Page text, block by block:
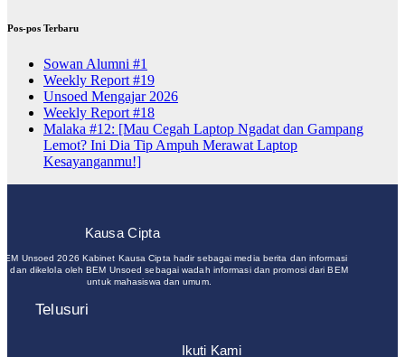
Pos-pos Terbaru
Sowan Alumni #1
Weekly Report #19
Unsoed Mengajar 2026
Weekly Report #18
Malaka #12: [Mau Cegah Laptop Ngadat dan Gampang
Lemot? Ini Dia Tip Ampuh Merawat Laptop
Kesayanganmu!]
Kausa Cipta
Unsoed 2026 Kabinet Kausa Cipta hadir sebagai media berita dan informasi
dan dikelola oleh BEM Unsoed sebagai wadah informasi dan promosi dari BEM
untuk mahasiswa dan umum.
Telusuri
Ikuti Kami